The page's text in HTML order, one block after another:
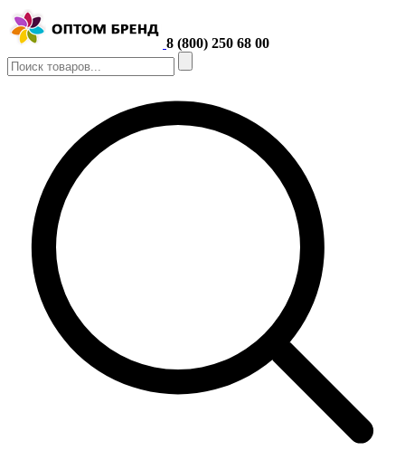
8 (800) 250 68 00